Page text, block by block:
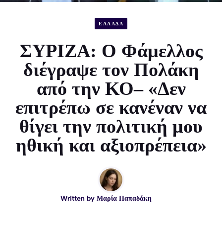
ΕΛΛΑΔΑ
ΣΥΡΙΖΑ: Ο Φάμελλος
διέγραψε τον Πολάκη
από την ΚΟ– «Δεν
επιτρέπω σε κανέναν να
θίγει την πολιτική μου
ηθική και αξιοπρέπεια»
Written by Μαρία Παπαδάκη